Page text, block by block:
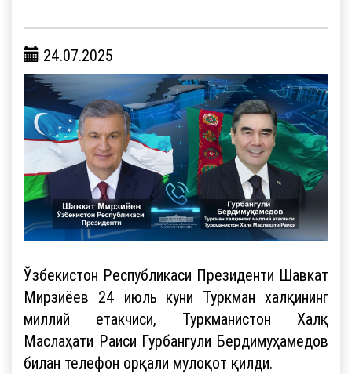
24.07.2025
Ўзбекистон Республикаси Президенти Шавкат
Мирзиёев 24 июль куни Туркман халқининг
миллий етакчиси, Туркманистон Халқ
Маслаҳати Раиси Гурбангули Бердимуҳамедов
билан телефон орқали мулоқот қилди.